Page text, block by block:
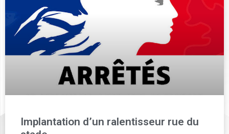
Implantation d’un ralentisseur rue du